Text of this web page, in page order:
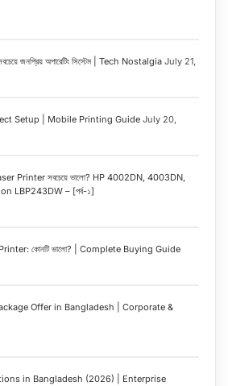
জনপ্রিয় অপারেটিং সিস্টেম | Tech Nostalgia July 21,
Setup | Mobile Printing Guide July 20,
Printer সবচেয়ে ভালো? HP 4002DN, 4003DN,
LBP243DW – [পর্ব-১]
কোনটি ভালো? | Complete Buying Guide
Offer in Bangladesh | Corporate &
in Bangladesh (2026) | Enterprise